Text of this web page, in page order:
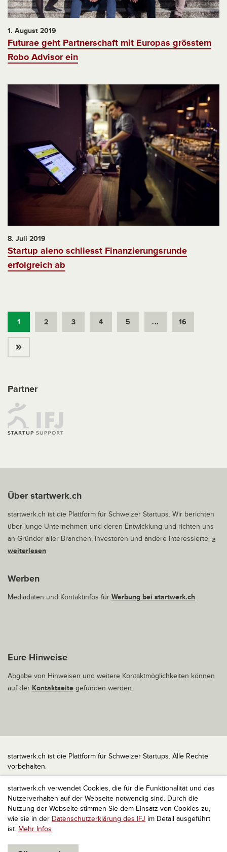
startwerk.ch verwendet Cookies, die für die Funktionalität und das
Nutzerverhalten auf der Webseite notwendig sind. Durch die
Nutzung der Webseite stimmen Sie dem Einsatz von Cookies zu,
wie sie in der Datenschutzerklärung des IFJ im Detail ausgeführt
ist. Mehr Infos
1. August 2019
Futurae geht Partnerschaft mit Europas grösstem
Robo Advisor ein
8. Juli 2019
Startup aleno schliesst Finanzierungsrunde
erfolgreich ab
1 2 3 4 5 ... 16
»
Partner
Über startwerk.ch
startwerk.ch ist die Plattform für Schweizer Startups. Wir berichten
über junge Unternehmen und deren Entwicklung und richten uns
an Gründer aller Branchen, Investoren und andere Interessierte. »
weiterlesen
Werben
Mediadaten und Kontaktinfos für Werbung bei startwerk.ch
Eure Hinweise
Abgabe von Hinweisen und weitere Kontaktmöglichkeiten können
auf der Kontaktseite gefunden werden.
startwerk.ch ist die Plattform für Schweizer Startups. Alle Rechte
vorbehalten.
Impressum
Kontakt
nach oben